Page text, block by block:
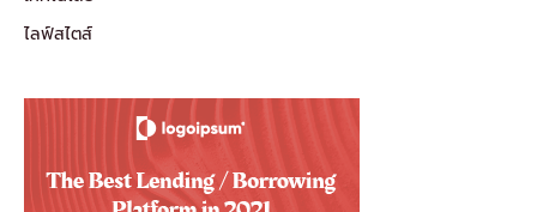
ไลฟ์สไตส์